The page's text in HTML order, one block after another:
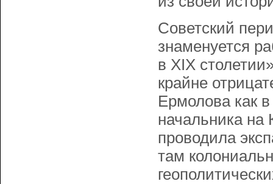
Советский
знаменуется
в XIX
крайне
Ермолова как
начальника на
проводила
там